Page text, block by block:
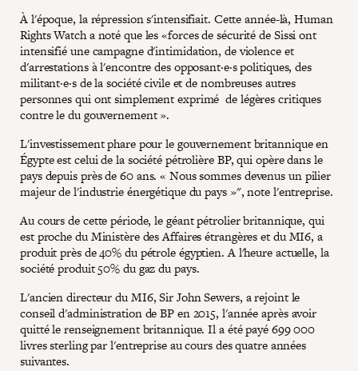
À l'époque, la répression s'intensifiait. Cette année-là, Human
Rights Watch a noté que les «forces de sécurité de Sissi ont
intensifié une campagne d'intimidation, de violence et
d'arrestations à l'encontre des opposant·e·s politiques, des
militant·e·s de la société civile et de nombreuses autres
personnes qui ont simplement exprimé de légères critiques
contre le du gouvernement ».
L'investissement phare pour le gouvernement britannique en
Égypte est celui de la société pétrolière BP, qui opère dans le
pays depuis près de 60 ans. « Nous sommes devenus un pilier
majeur de l'industrie énergétique du pays »", note l'entreprise.
Au cours de cette période, le géant pétrolier britannique, qui
est proche du Ministère des Affaires étrangères et du MI6, a
produit près de 40% du pétrole égyptien. A l'heure actuelle, la
société produit 50% du gaz du pays.
L'ancien directeur du MI6, Sir John Sewers, a rejoint le
conseil d'administration de BP en 2015, l'année après avoir
quitté le renseignement britannique. Il a été payé 699 000
livres sterling par l'entreprise au cours des quatre années
suivantes.